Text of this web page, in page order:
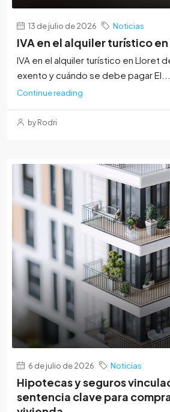
13 de julio de 2026 Noticias
IVA en el alquiler turístico
IVA en el alquiler turístico en Lloret
exento y cuándo se debe pagar El...
Continue reading
by Rodri
6 de julio de 2026 Noticias
Hipotecas y seguros
sentencia clave para